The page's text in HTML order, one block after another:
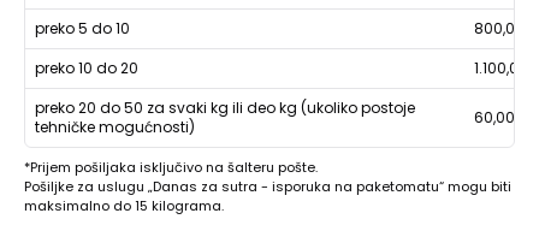
preko 5 do 10
800,00
preko 10 do 20
1.100,00
preko 20 do 50 za svaki kg ili deo kg (ukoliko postoje
tehničke mogućnosti)
60,00
*Prijem pošiljaka isključivo na šalteru pošte.
Pošiljke za uslugu „Danas za sutra - isporuka na paketomatu“ mogu biti
maksimalno do 15 kilograma.